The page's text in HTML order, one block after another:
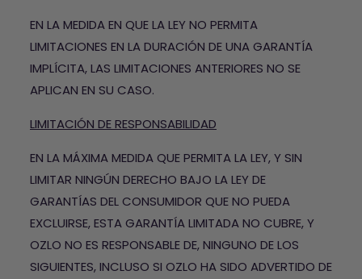
EN LA MEDIDA EN QUE LA LEY NO PERMITA
LIMITACIONES EN LA DURACIÓN DE UNA GARANTÍA
IMPLÍCITA, LAS LIMITACIONES ANTERIORES NO SE
APLICAN EN SU CASO.
LIMITACIÓN DE RESPONSABILIDAD
EN LA MÁXIMA MEDIDA QUE PERMITA LA LEY, Y SIN
LIMITAR NINGÚN DERECHO BAJO LA LEY DE
GARANTÍAS DEL CONSUMIDOR QUE NO PUEDA
EXCLUIRSE, ESTA GARANTÍA LIMITADA NO CUBRE, Y
OZLO NO ES RESPONSABLE DE, NINGUNO DE LOS
SIGUIENTES, INCLUSO SI OZLO HA SIDO ADVERTIDO DE